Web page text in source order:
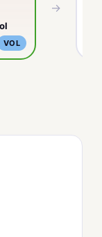
VOL
→